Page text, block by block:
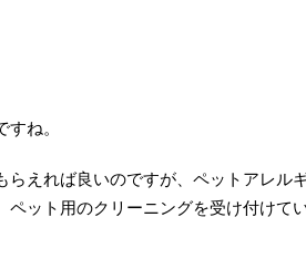
ね。
えれば良いのですが、ペットアレル
ット用のクリーニングを受け付けて